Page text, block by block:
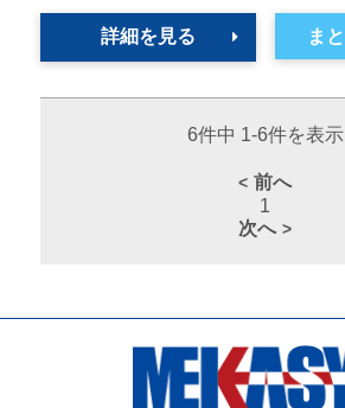
詳細を見る
6件中 1-6件を表示
前へ
1
次へ